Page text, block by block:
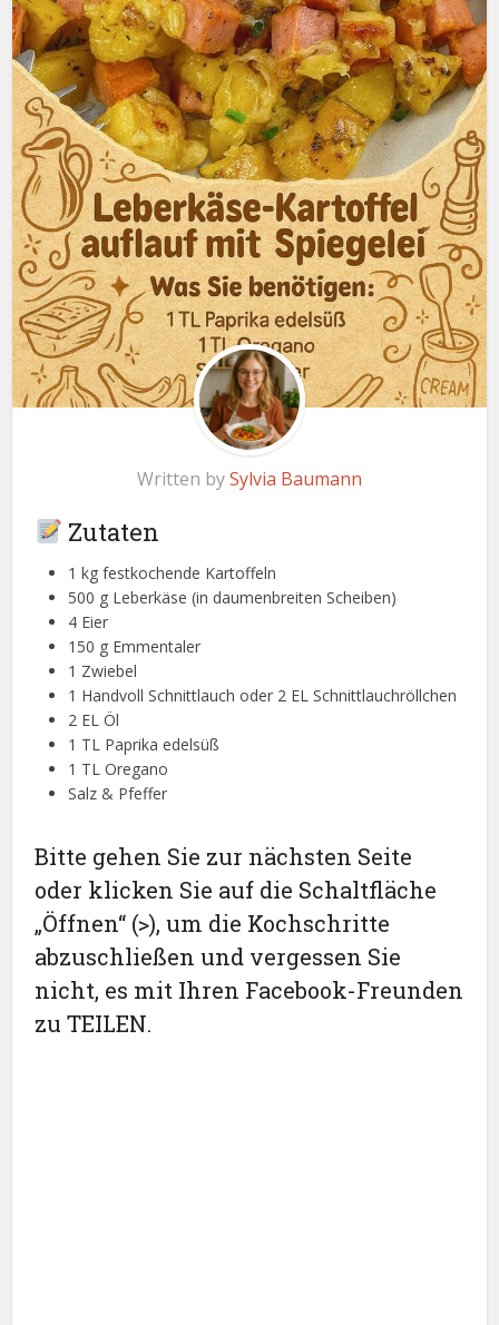
Written bySylvia Baumann
Zutaten
1 kg festkochende Kartoffeln
500 g Leberkäse (in daumenbreiten Scheiben)
4 Eier
150 g Emmentaler
1 Zwiebel
1 Handvoll Schnittlauch oder 2 EL Schnittlauchröllchen
2 EL Öl
1 TL Paprika edelsüß
1 TL Oregano
Salz & Pfeffer
Bitte gehen Sie zur nächsten Seite
oder klicken Sie auf die Schaltfläche
„Öffnen“ (>), um die Kochschritte
abzuschließen und vergessen Sie
nicht, es mit Ihren Facebook-Freunden
zu TEILEN.